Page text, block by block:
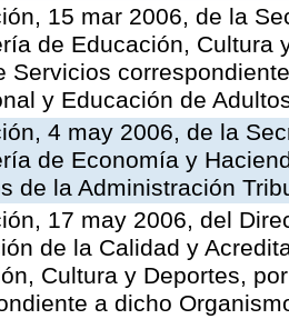
15 mar 2006, de la
de Educación, Cultura
Servicios
y Educación de
4 may 2006, de la
de Economía y
de la Administración
17 may 2006, del
de la Calidad y
Cultura y Deportes,
a dicho